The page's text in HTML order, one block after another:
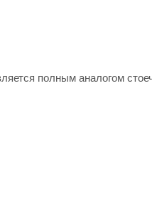
полным аналогом